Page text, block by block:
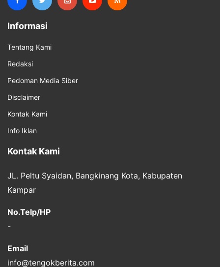
Informasi
Tentang Kami
Redaksi
Pedoman Media Siber
Disclaimer
Kontak Kami
Info Iklan
Kontak Kami
JL. Peltu Syaidan, Bangkinang Kota, Kabupaten
Kampar
No.Telp/HP
-
Email
info@tengokberita.com